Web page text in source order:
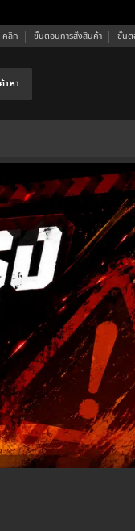
คลิก ขั้นตอนการสั่งสินค้า ขั้นต
ค้าหา